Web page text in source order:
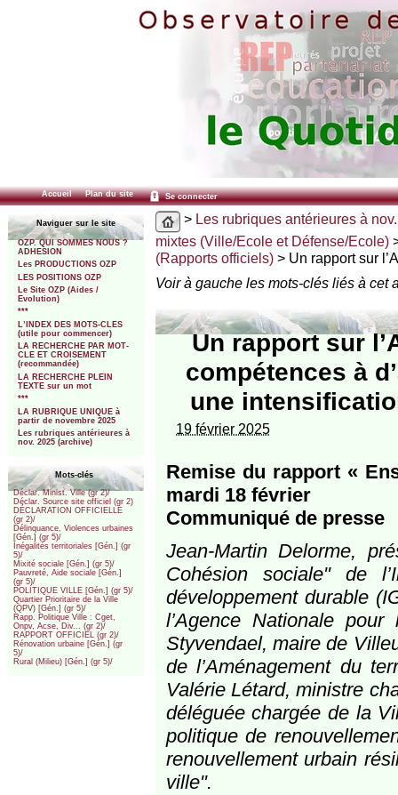
Accueil Plan du site Se connecter
Naviguer sur le site
OZP. QUI SOMMES NOUS ?
ADHESION
Les PRODUCTIONS OZP
LES POSITIONS OZP
Le Site OZP (Aides /
Evolution)
***
L’INDEX DES MOTS-CLES
(utile pour commencer)
LA RECHERCHE PAR MOT-
CLE ET CROISEMENT
(recommandée)
LA RECHERCHE PLEIN
TEXTE sur un mot
***
LA RUBRIQUE UNIQUE à
partir de novembre 2025
Les rubriques antérieures à
nov. 2025 (archive)
Mots-clés
Déclar. Minist. Ville (gr 2)/
Déclar. Source site officiel (gr 2)
DÉCLARATION OFFICIELLE
(gr 2)/
Délinquance, Violences urbaines
[Gén.] (gr 5)/
Inégalités territoriales [Gén.] (gr
5)/
Mixité sociale [Gén.] (gr 5)/
Pauvreté, Aide sociale [Gén.]
(gr 5)/
POLITIQUE VILLE [Gén.] (gr 5)/
Quartier Prioritaire de la Ville
(QPV) [Gén.] (gr 5)/
Rapp. Politique Ville : Cget,
Onpv, Acse, Div... (gr 2)/
RAPPORT OFFICIEL (gr 2)/
Rénovation urbaine [Gén.] (gr
5)/
Rural (Milieu) [Gén.] (gr 5)/
> Les rubriques antérieures à
mixtes (Ville/Ecole et Défense/Ecole)
(Rapports officiels)> Un rapport sur
Voir à gauche les mots-clés liés à cet
Un rapport sur
compétences à
une
19 février 2025
Remise du rapport «
mardi 18 février
Communiqué de presse
Jean-Martin Delorme,
Cohésion sociale" de
développement durable
l’Agence Nationale
Styvendael, maire de
de l’Aménagement du
Valérie Létard, ministre
déléguée chargée de la
politique de
renouvellement urbain
ville".